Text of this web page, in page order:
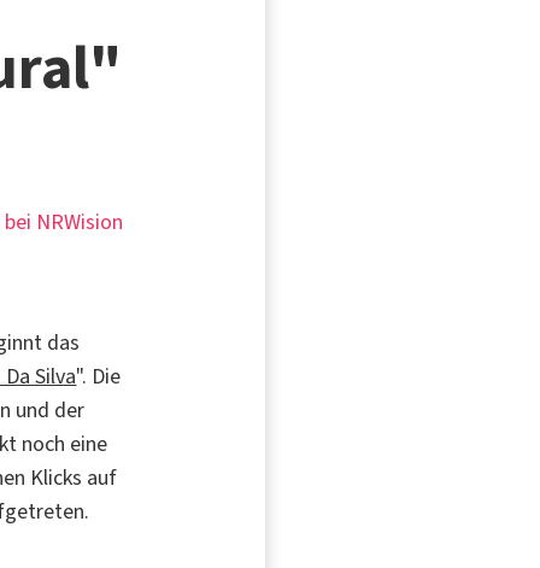
NRWision
das
Silva". Die
und der
noch eine
Klicks auf